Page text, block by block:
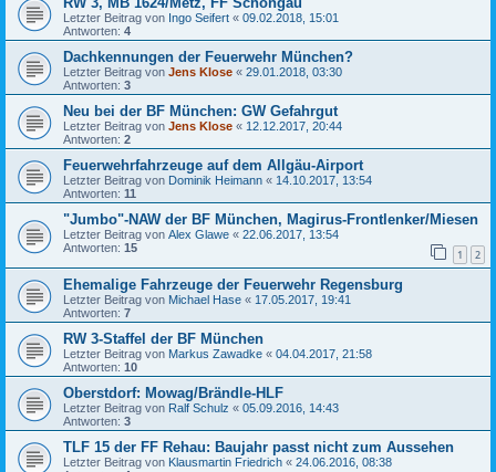
Letzter Beitrag von Ingo Seifert « 09.02.2018, 15:01
Antworten: 4
Dachkennungen der Feuerwehr München?
Letzter Beitrag von Jens Klose « 29.01.2018, 03:30
Antworten: 3
Neu bei der BF München: GW Gefahrgut
Letzter Beitrag von Jens Klose « 12.12.2017, 20:44
Antworten: 2
Feuerwehrfahrzeuge auf dem Allgäu-Airport
Letzter Beitrag von Dominik Heimann « 14.10.2017, 13:54
Antworten: 11
"Jumbo"-NAW der BF München, Magirus-Frontlenker/Miesen
Letzter Beitrag von Alex Glawe « 22.06.2017, 13:54
Antworten: 15 1 2
Ehemalige Fahrzeuge der Feuerwehr Regensburg
Letzter Beitrag von Michael Hase « 17.05.2017, 19:41
Antworten: 7
RW 3-Staffel der BF München
Letzter Beitrag von Markus Zawadke « 04.04.2017, 21:58
Antworten: 10
Oberstdorf: Mowag/Brändle-HLF
Letzter Beitrag von Ralf Schulz « 05.09.2016, 14:43
Antworten: 3
TLF 15 der FF Rehau: Baujahr passt nicht zum Aussehen
Letzter Beitrag von Klausmartin Friedrich « 24.06.2016, 08:38